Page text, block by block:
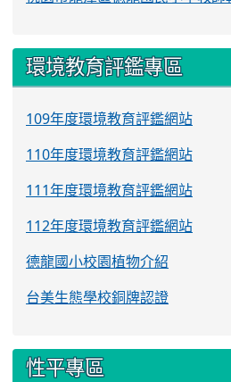
環境教育評鑑專區
109年度環境教育評鑑網站
110年度環境教育評鑑網站
111年度環境教育評鑑網站
112年度環境教育評鑑網站
德龍國小校園植物介紹
台美生態學校銅牌認證
性平專區